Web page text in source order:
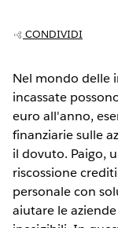
CONDIVIDI
Nel mondo delle
incassate
euro all'anno,
finanziarie sulle
il dovuto. Paigo,
riscossione
personale con
aiutare le